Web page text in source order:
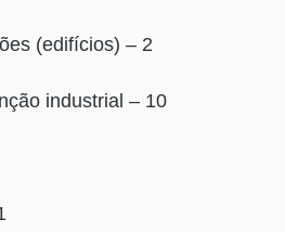
(edifícios) – 2
industrial – 10